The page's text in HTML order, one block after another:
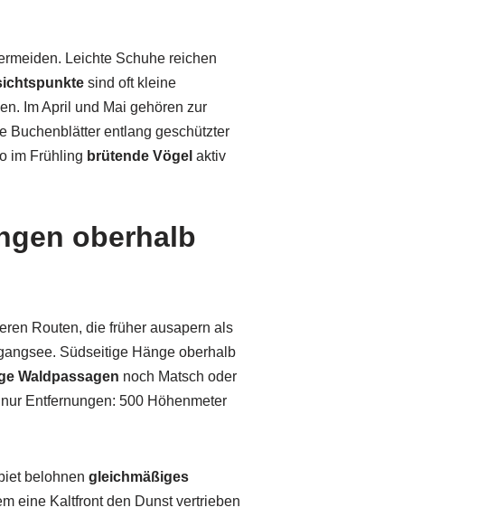
Leichte Schuhe reichen
sind oft kleine
Im April und Mai gehören zur
Buchenblätter entlang geschützter
im Frühling brütende Vögel aktiv
oberhalb
Routen, die früher ausapern als
Südseitige Hänge oberhalb
Waldpassagen noch Matsch oder
Entfernungen: 500 Höhenmeter
belohnen gleichmäßiges
eine Kaltfront den Dunst vertrieben